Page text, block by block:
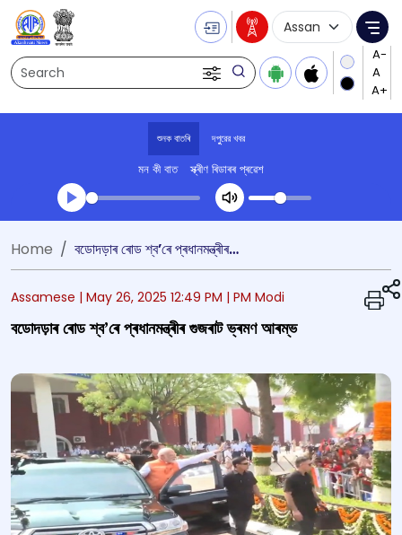
Search
Language
শুনক বাতৰি দপুুরের খবর
মন কী বাত স্ক্ৰীণ ৰিডাৰৰ প্ৰৱেশ
Transcript summary
খেলা অডিঅ' দপুুরের খবর
Home বডোদড়াৰ ৰোড শ্ব’ৰে প্ৰধানমন্ত্ৰীৰ গুজৰাট ভ্ৰমণ আৰম্ভ
Assamese | May 26, 2025 12:49 PM | PM Modi
বডোদড়াৰ ৰোড শ্ব’ৰে প্ৰধানমন্ত্ৰীৰ গুজৰাট ভ্ৰমণ আৰম্ভ